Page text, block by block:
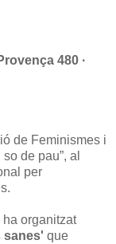
480 ·
de Feminismes i
de pau”, al
per
organitzat
sanes' que